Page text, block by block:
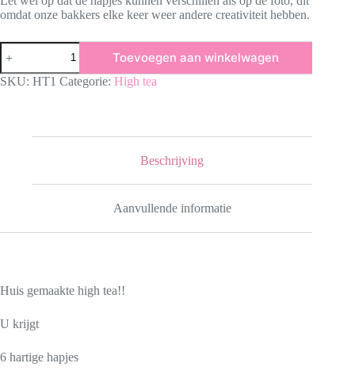
omdat onze bakkers elke keer weer andere creativiteit hebben.
High
tea
aantal
Toevoegen aan winkelwagen
SKU: HT1 Categorie: High tea
Beschrijving
Aanvullende informatie
Huis gemaakte high tea!!
U krijgt
6 hartige hapjes